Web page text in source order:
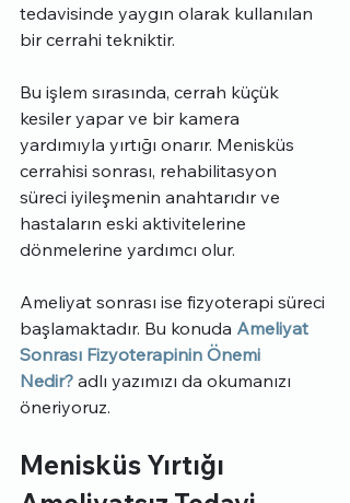
tedavisinde yaygın olarak kullanılan
bir cerrahi tekniktir.
Bu işlem sırasında, cerrah küçük
kesiler yapar ve bir kamera
yardımıyla yırtığı onarır. Menisküs
cerrahisi sonrası, rehabilitasyon
süreci iyileşmenin anahtarıdır ve
hastaların eski aktivitelerine
dönmelerine yardımcı olur.
Ameliyat sonrası ise fizyoterapi süreci
başlamaktadır. Bu konuda Ameliyat
Sonrası Fizyoterapinin Önemi
Nedir? adlı yazımızı da okumanızı
öneriyoruz.
Menisküs Yırtığı